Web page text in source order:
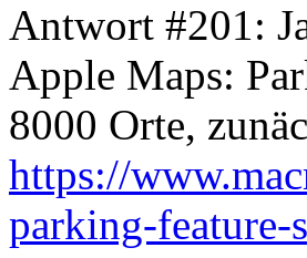
Antwort #201:
Apple Maps:
8000 Orte,
https://
parking-feature-